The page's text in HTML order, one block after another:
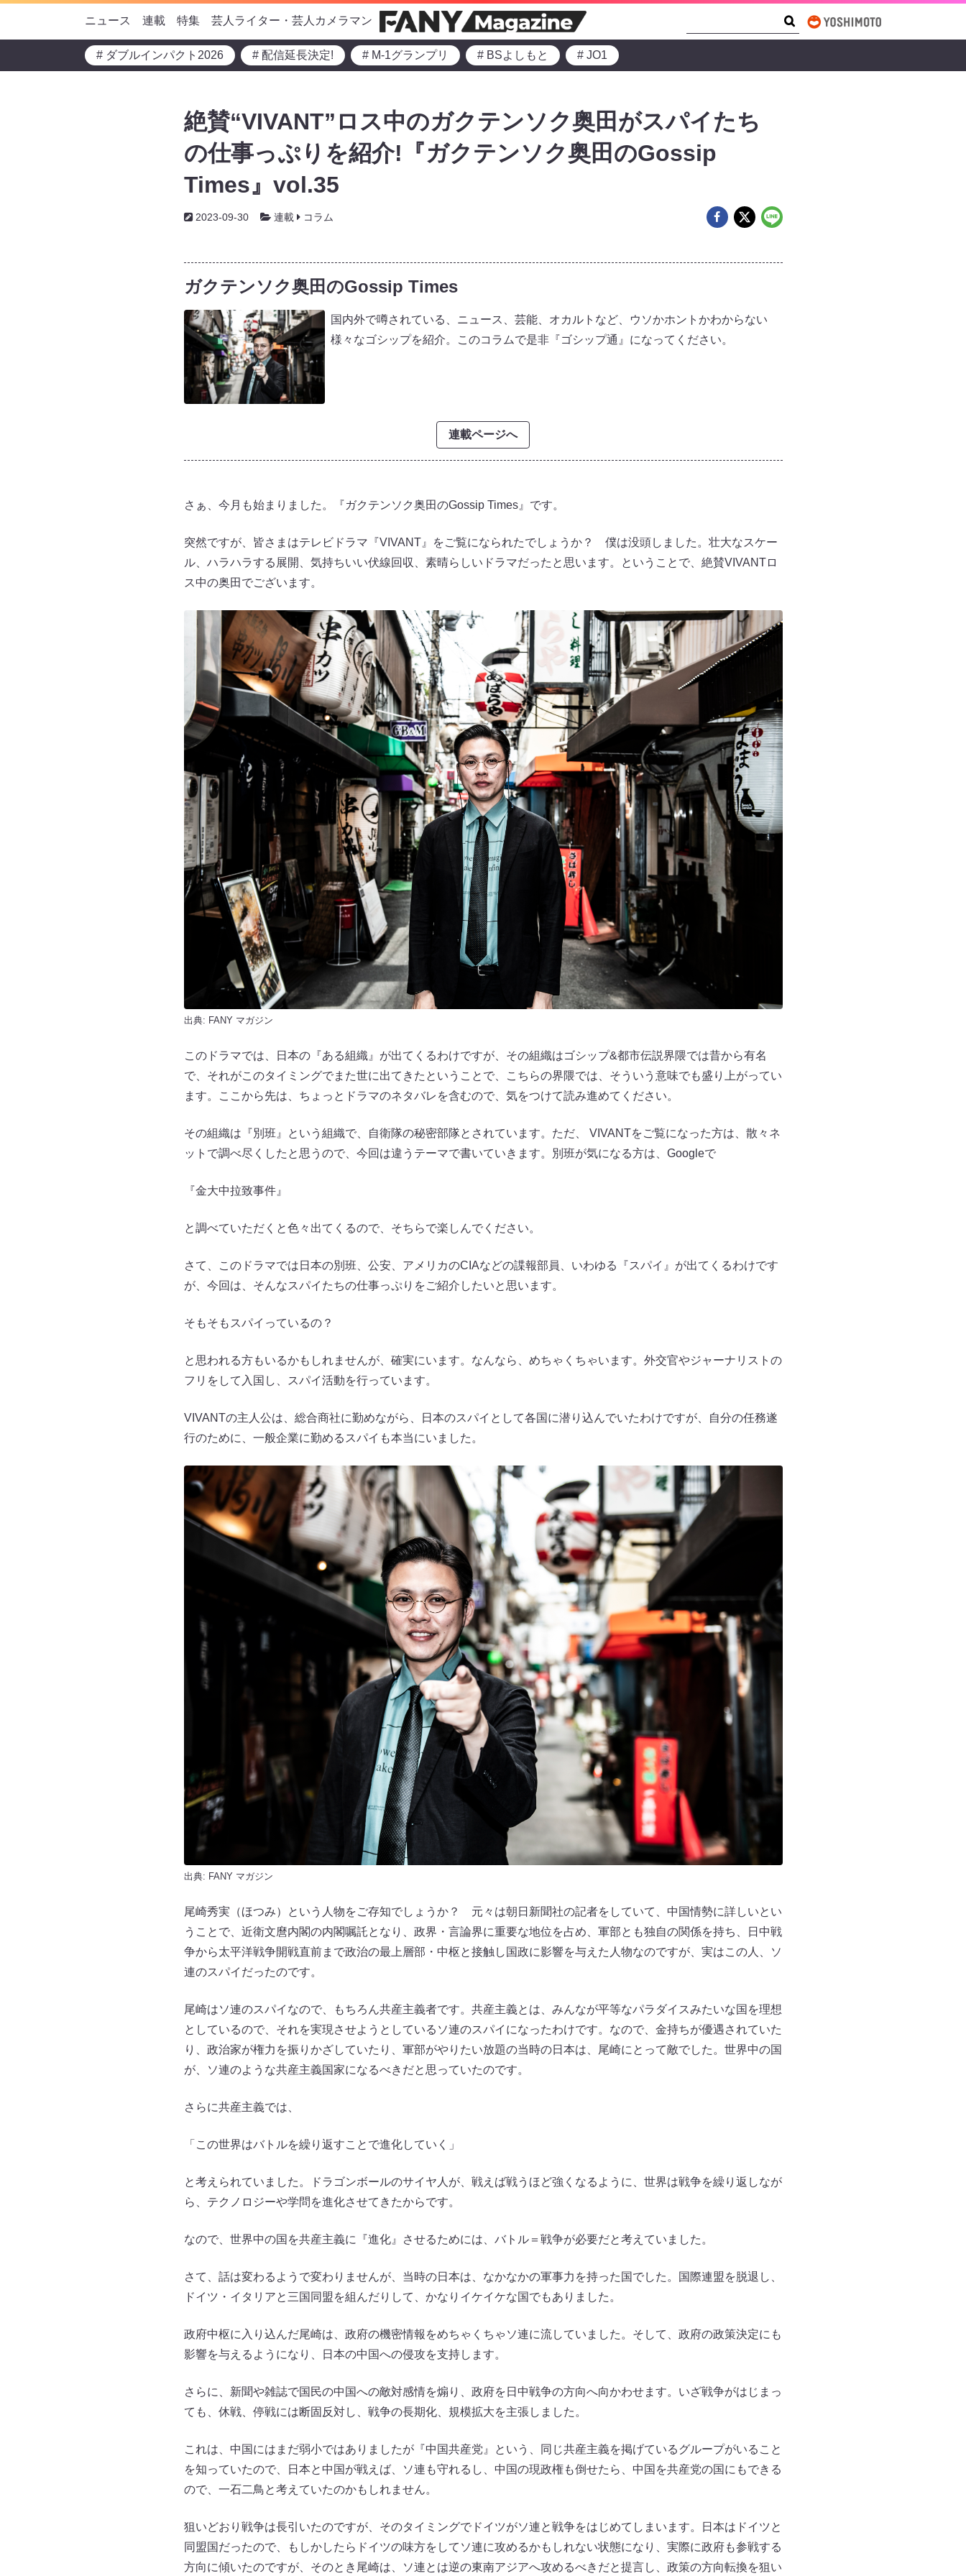
ニュース 連載 特集 芸人ライター・芸人カメラマン
# ダブルインパクト2026 # 配信延長決定! # M-1グランプリ # BSよしもと # JO1
絶賛“VIVANT”ロス中のガクテンソク奥田がスパイたち
の仕事っぷりを紹介!『ガクテンソク奥田のGossip
Times』vol.35
2023-09-30 連載 コラム
ガクテンソク奥田のGossip Times
国内外で噂されている、ニュース、芸能、オカルトなど、ウソかホントかわからない
様々なゴシップを紹介。このコラムで是非『ゴシップ通』になってください。
連載ページへ
さぁ、今月も始まりました。『ガクテンソク奥田のGossip Times』です。
突然ですが、皆さまはテレビドラマ『VIVANT』をご覧になられたでしょうか？ 僕は没頭しました。壮大なスケー
ル、ハラハラする展開、気持ちいい伏線回収、素晴らしいドラマだったと思います。ということで、絶賛VIVANTロ
ス中の奥田でございます。
出典: FANY マガジン
このドラマでは、日本の『ある組織』が出てくるわけですが、その組織はゴシップ&都市伝説界隈では昔から有名
で、それがこのタイミングでまた世に出てきたということで、こちらの界隈では、そういう意味でも盛り上がってい
ます。ここから先は、ちょっとドラマのネタバレを含むので、気をつけて読み進めてください。
その組織は『別班』という組織で、自衛隊の秘密部隊とされています。ただ、 VIVANTをご覧になった方は、散々ネ
ットで調べ尽くしたと思うので、今回は違うテーマで書いていきます。別班が気になる方は、Googleで
『金大中拉致事件』
と調べていただくと色々出てくるので、そちらで楽しんでください。
さて、このドラマでは日本の別班、公安、アメリカのCIAなどの諜報部員、いわゆる『スパイ』が出てくるわけです
が、今回は、そんなスパイたちの仕事っぷりをご紹介したいと思います。
そもそもスパイっているの？
と思われる方もいるかもしれませんが、確実にいます。なんなら、めちゃくちゃいます。外交官やジャーナリストの
フリをして入国し、スパイ活動を行っています。
VIVANTの主人公は、総合商社に勤めながら、日本のスパイとして各国に潜り込んでいたわけですが、自分の任務遂
行のために、一般企業に勤めるスパイも本当にいました。
出典: FANY マガジン
尾崎秀実（ほつみ）という人物をご存知でしょうか？ 元々は朝日新聞社の記者をしていて、中国情勢に詳しいとい
うことで、近衛文麿内閣の内閣嘱託となり、政界・言論界に重要な地位を占め、軍部とも独自の関係を持ち、日中戦
争から太平洋戦争開戦直前まで政治の最上層部・中枢と接触し国政に影響を与えた人物なのですが、実はこの人、ソ
連のスパイだったのです。
尾崎はソ連のスパイなので、もちろん共産主義者です。共産主義とは、みんなが平等なパラダイスみたいな国を理想
としているので、それを実現させようとしているソ連のスパイになったわけです。なので、金持ちが優遇されていた
り、政治家が権力を振りかざしていたり、軍部がやりたい放題の当時の日本は、尾崎にとって敵でした。世界中の国
が、ソ連のような共産主義国家になるべきだと思っていたのです。
さらに共産主義では、
「この世界はバトルを繰り返すことで進化していく」
と考えられていました。ドラゴンボールのサイヤ人が、戦えば戦うほど強くなるように、世界は戦争を繰り返しなが
ら、テクノロジーや学問を進化させてきたからです。
なので、世界中の国を共産主義に『進化』させるためには、バトル＝戦争が必要だと考えていました。
さて、話は変わるようで変わりませんが、当時の日本は、なかなかの軍事力を持った国でした。国際連盟を脱退し、
ドイツ・イタリアと三国同盟を組んだりして、かなりイケイケな国でもありました。
政府中枢に入り込んだ尾崎は、政府の機密情報をめちゃくちゃソ連に流していました。そして、政府の政策決定にも
影響を与えるようになり、日本の中国への侵攻を支持します。
さらに、新聞や雑誌で国民の中国への敵対感情を煽り、政府を日中戦争の方向へ向かわせます。いざ戦争がはじまっ
ても、休戦、停戦には断固反対し、戦争の長期化、規模拡大を主張しました。
これは、中国にはまだ弱小ではありましたが『中国共産党』という、同じ共産主義を掲げているグループがいること
を知っていたので、日本と中国が戦えば、ソ連も守れるし、中国の現政権も倒せたら、中国を共産党の国にもできる
ので、一石二鳥と考えていたのかもしれません。
狙いどおり戦争は長引いたのですが、そのタイミングでドイツがソ連と戦争をはじめてしまいます。日本はドイツと
同盟国だったので、もしかしたらドイツの味方をしてソ連に攻めるかもしれない状態になり、実際に政府も参戦する
方向に傾いたのですが、そのとき尾崎は、ソ連とは逆の東南アジアへ攻めるべきだと提言し、政策の方向転換を狙い